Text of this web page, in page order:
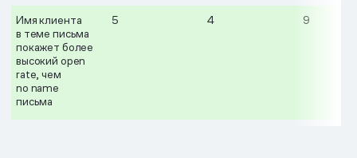
Имя клиента
в теме письма
покажет более
высокий open
rate, чем
no name
письма
5 4 9